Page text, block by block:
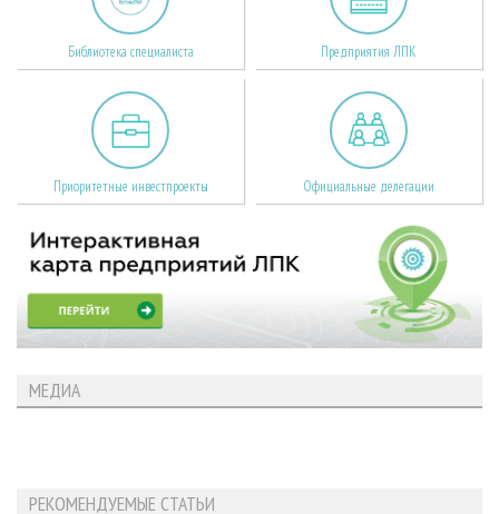
Библиотека специалиста Предприятия ЛПК
Приоритетные инвестпроекты Официальные делегации
МЕДИА
РЕКОМЕНДУЕМЫЕ СТАТЬИ